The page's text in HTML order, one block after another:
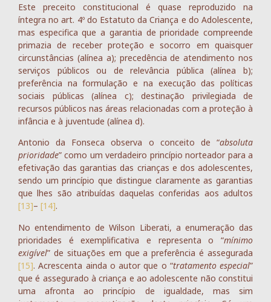
Este preceito constitucional é quase reproduzido na
íntegra no art. 4º do Estatuto da Criança e do Adolescente,
mas especifica que a garantia de prioridade compreende
primazia de receber proteção e socorro em quaisquer
circunstâncias (alínea a); precedência de atendimento nos
serviços públicos ou de relevância pública (alínea b);
preferência na formulação e na execução das políticas
sociais públicas (alínea c); destinação privilegiada de
recursos públicos nas áreas relacionadas com a proteção à
infância e à juventude (alínea d).
Antonio da Fonseca observa o conceito de “absoluta
prioridade” como um verdadeiro princípio norteador para a
efetivação das garantias das crianças e dos adolescentes,
sendo um princípio que distingue claramente as garantias
que lhes são atribuídas daquelas conferidas aos adultos
[13]– [14].
No entendimento de Wilson Liberati, a enumeração das
prioridades é exemplificativa e representa o “mínimo
exigível” de situações em que a preferência é assegurada
[15]. Acrescenta ainda o autor que o “tratamento especial”
que é assegurado à criança e ao adolescente não constitui
uma afronta ao princípio de igualdade, mas sim